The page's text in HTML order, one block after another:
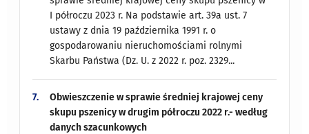
I półroczu 2023 r. Na podstawie art. 39a ust. 7
ustawy z dnia 19 października 1991 r. o
gospodarowaniu nieruchomościami rolnymi
Skarbu Państwa (Dz. U. z 2022 r. poz. 2329...
7.
Obwieszczenie w sprawie średniej krajowej ceny
skupu pszenicy w drugim półroczu 2022 r.- według
danych szacunkowych